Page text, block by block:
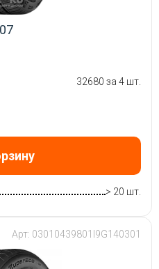
32680 за 4 шт.
> 20 шт.
Арт: 03010439801I9G140301